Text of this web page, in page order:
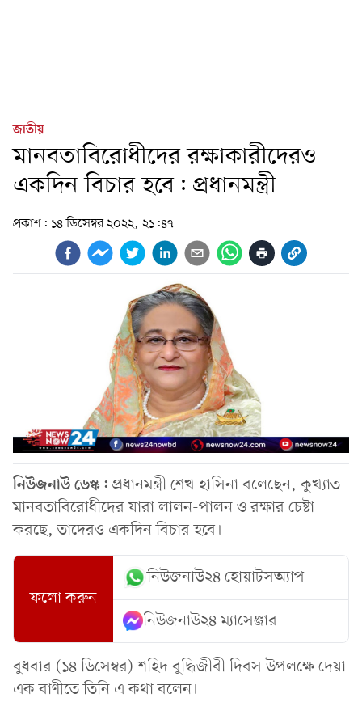
জাতীয়
মানবতাবিরোধীদের রক্ষাকারীদেরও
একদিন বিচার হবে: প্রধানমন্ত্রী
প্রকাশ: ১৪ ডিসেম্বর ২০২২, ২১:৪৭
নিউজনাউ ডেস্ক: প্রধানমন্ত্রী শেখ হাসিনা বলেছেন, কুখ্যাত
মানবতাবিরোধীদের যারা লালন-পালন ও রক্ষার চেষ্টা
করছে, তাদেরও একদিন বিচার হবে।
ফলো করুন
নিউজনাউ২৪ হোয়াটসঅ্যাপ
নিউজনাউ২৪ ম্যাসেঞ্জার
বুধবার (১৪ ডিসেম্বর) শহিদ বুদ্ধিজীবী দিবস উপলক্ষে দেয়া
এক বাণীতে তিনি এ কথা বলেন।